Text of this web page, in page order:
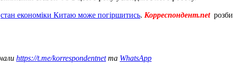
стан економіки Китаю може погіршитись. Корреспондент.net
https://t.me/korrespondentnetта WhatsApp